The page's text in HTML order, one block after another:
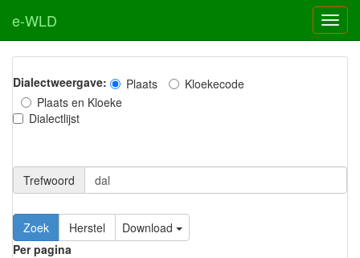
e-WLD
Dialectweergave: Plaats
Kloekecode
Plaats en Kloeke
Dialectlijst
Trefwoord
Download
Per pagina